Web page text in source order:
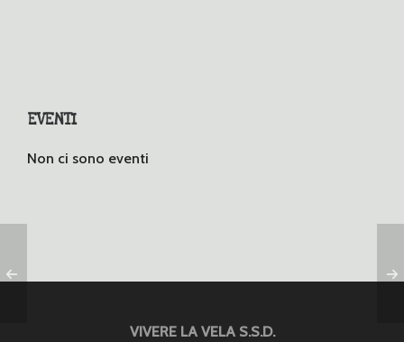
EVENTI
Non ci sono eventi
VIVERE LA VELA S.S.D.